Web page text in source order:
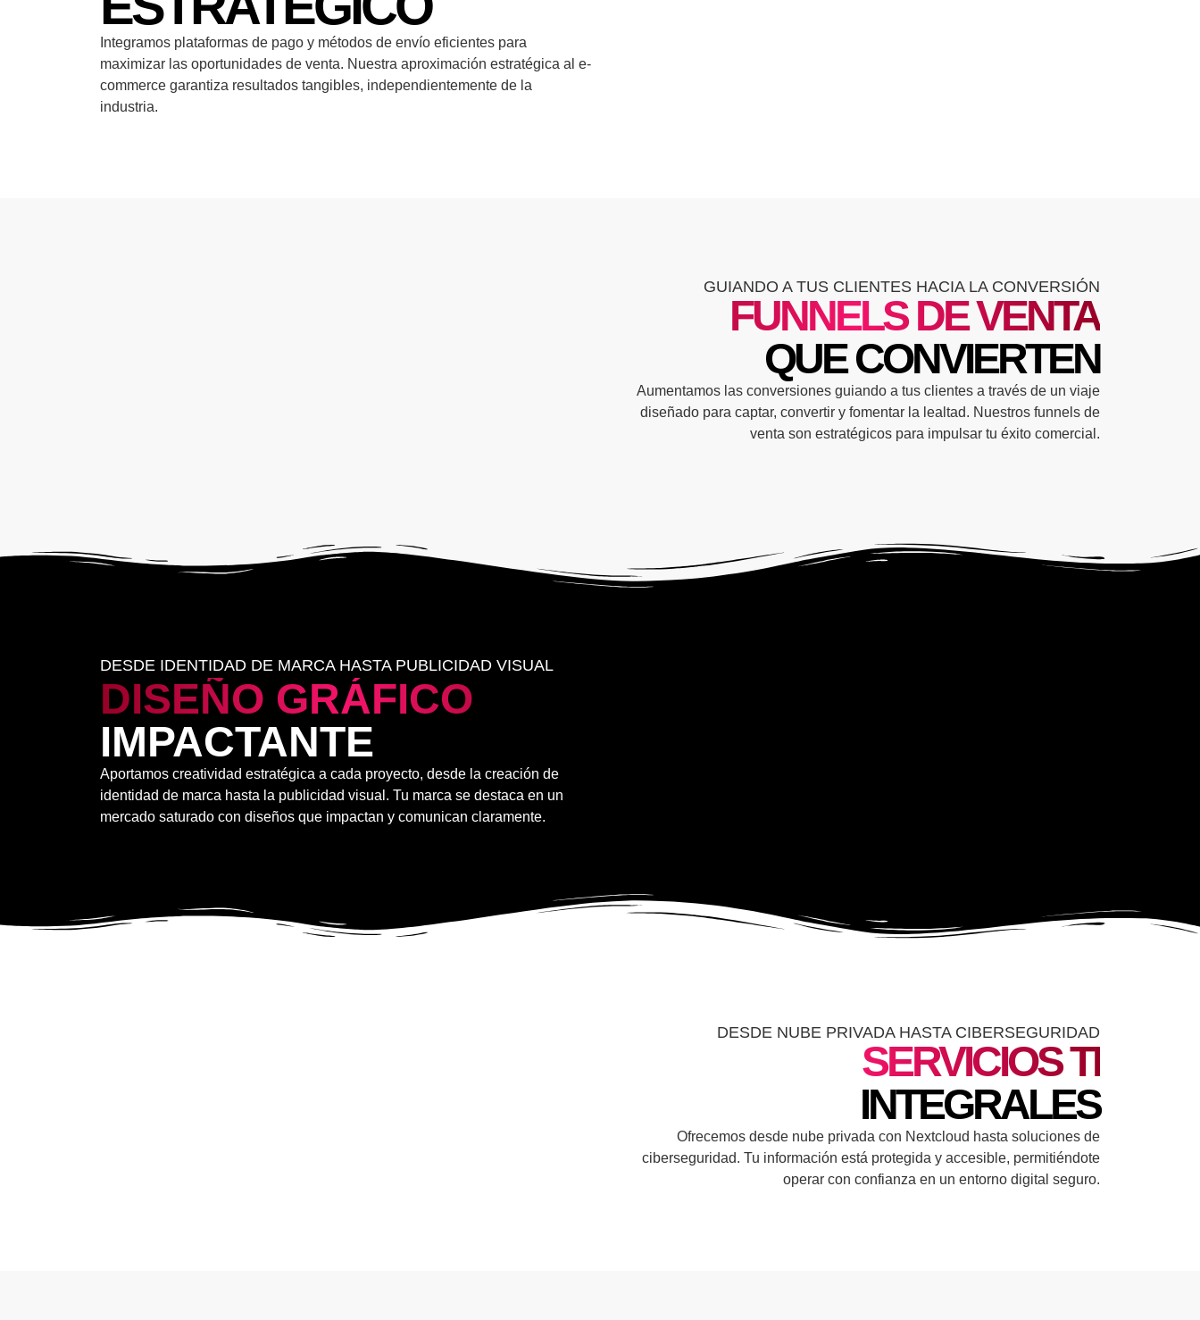
Integramos plataformas de pago y métodos de envío eficientes para
maximizar las oportunidades de venta. Nuestra aproximación estratégica al e-
commerce garantiza resultados tangibles, independientemente de la
industria.
GUIANDO A TUS CLIENTES HACIA LA CONVERSIÓN
FUNNELS DE VENTA
QUE CONVIERTEN
Aumentamos las conversiones guiando a tus clientes a través de un viaje
diseñado para captar, convertir y fomentar la lealtad. Nuestros funnels de
venta son estratégicos para impulsar tu éxito comercial.
DESDE IDENTIDAD DE MARCA HASTA PUBLICIDAD VISUAL
DISEÑO GRÁFICO
IMPACTANTE
Aportamos creatividad estratégica a cada proyecto, desde la creación de
identidad de marca hasta la publicidad visual. Tu marca se destaca en un
mercado saturado con diseños que impactan y comunican claramente.
DESDE NUBE PRIVADA HASTA CIBERSEGURIDAD
SERVICIOS TI
INTEGRALES
Ofrecemos desde nube privada con Nextcloud hasta soluciones de
ciberseguridad. Tu información está protegida y accesible, permitiéndote
operar con confianza en un entorno digital seguro.